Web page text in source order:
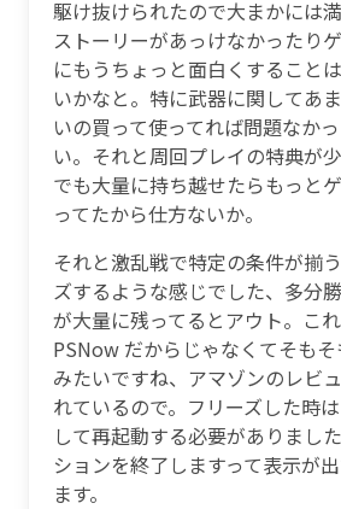
駆け抜けられたので大まかには満
ストーリーがあっけなかったり
にもうちょっと面白くすること
いかなと。特に武器に関してあ
いの買って使ってれば問題なか
い。それと周回プレイの特典が
でも大量に持ち越せたらもっと
ってたから仕方ないか。
それと激乱戦で特定の条件が揃
ズするような感じでした、多分
が大量に残ってるとアウト。こ
PSNow だからじゃなくてそも
みたいですね、アマゾンのレビ
れているので。フリーズした時
して再起動する必要がありまし
ションを終了しますって表示が
ます。